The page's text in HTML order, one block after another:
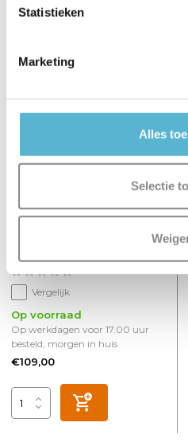
Statistieken
Marketing
Alles
Selectie
Schrijf je eigen review
Gerelateerde artikelen:
Spot Mila 2 lichts Ø 17 cm
Vergelijk
Op voorraad
Op werkdagen voor 17.00 uur
besteld, morgen in huis
€109,00